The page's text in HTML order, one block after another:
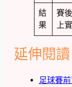
結
果
賽
上
延伸閱讀
足球賽